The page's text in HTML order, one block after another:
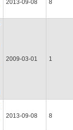
2013-09-08 8
2009-03-01 1
2013-09-08 8